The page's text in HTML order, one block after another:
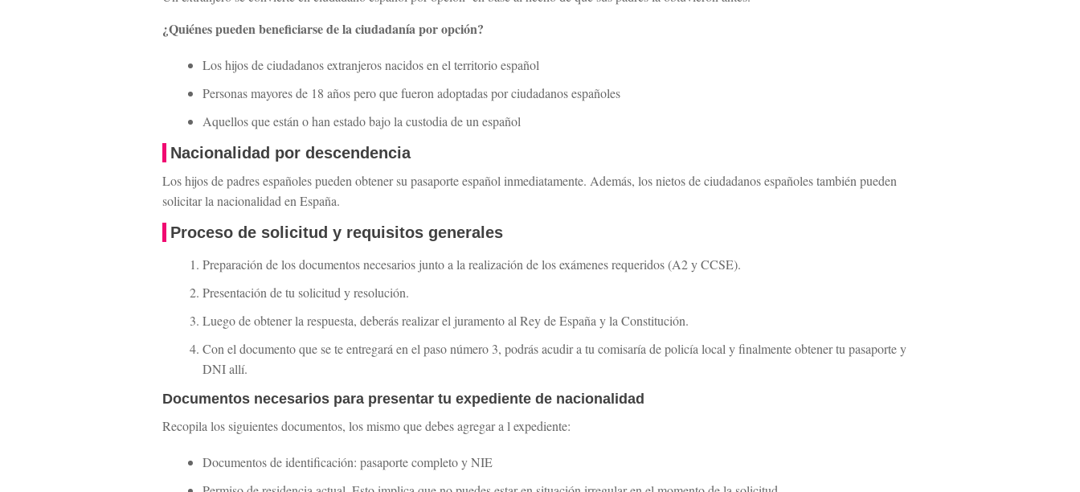
¿Quiénes pueden beneficiarse de la ciudadanía por opción?
Los hijos de ciudadanos extranjeros nacidos en el territorio español
Personas mayores de 18 años pero que fueron adoptadas por ciudadanos españoles
Aquellos que están o han estado bajo la custodia de un español
Nacionalidad por descendencia
Los hijos de padres españoles pueden obtener su pasaporte español inmediatamente. Además, los nietos de ciudadanos españoles también pueden
solicitar la nacionalidad en España.
Proceso de solicitud y requisitos generales
Preparación de los documentos necesarios junto a la realización de los exámenes requeridos (A2 y CCSE).
Presentación de tu solicitud y resolución.
Luego de obtener la respuesta, deberás realizar el juramento al Rey de España y la Constitución.
Con el documento que se te entregará en el paso número 3, podrás acudir a tu comisaría de policía local y finalmente obtener tu pasaporte y
DNI allí.
Documentos necesarios para presentar tu expediente de nacionalidad
Recopila los siguientes documentos, los mismo que debes agregar a l expediente:
Documentos de identificación: pasaporte completo y NIE